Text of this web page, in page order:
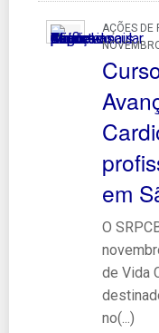
AÇÕES DE
em
O
de Vida
no(...)